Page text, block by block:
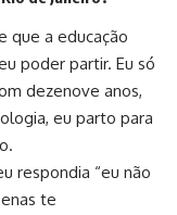
que a educação
poder partir. Eu só
dezenove anos,
eu parto para
respondia “eu não
te